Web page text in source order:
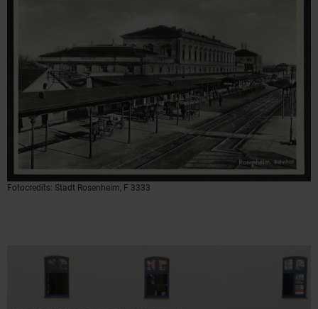
Fotocredits: Stadt Rosenheim, F 3333